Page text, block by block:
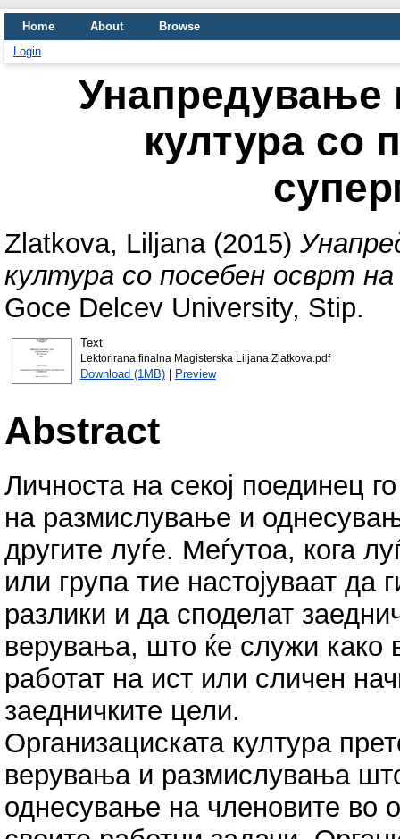
Home About
Browse
Login
Унапредување
култура со
Zlatkova, Liljana(2015)
култура со посебен осврт
Goce Delcev University, Stip.
Text
Lektorirana finalna Magisterska Liljana Zlatkova.pdf
Download (1MB)| Preview
Abstract
Личноста на секој поединец
на размислување и
другите луѓе. Меѓутоа, кога
или група тие настојуваат
разлики и да споделат
верувања, што ќе служи како
работат на ист или сличен
заедничките цели.
Организациската култура
верувања и размислувања
однесување на членовите во